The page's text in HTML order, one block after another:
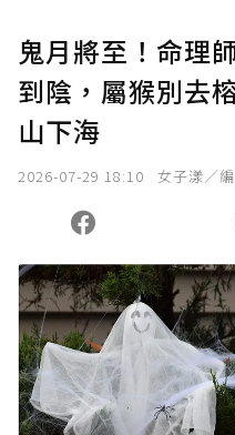
您當前剩餘 U 利點
鬼月將至！命理
到陰，屬猴別去
山下海
2026-07-29 18:10 女子漾／